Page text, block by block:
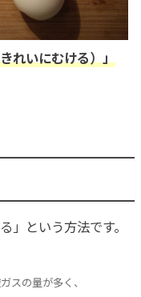
れいにむける）」
」という方法です。
スの量が多く、